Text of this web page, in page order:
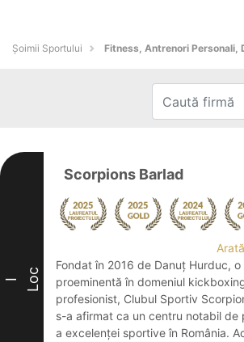
Șoimii Sportului Fitness, Antrenori Personali,
I Loc
Scorpions Barlad
Fondat în 2016 de Danuț Hurduc, o
proeminentă în domeniul
profesionist, Clubul Sportiv
s-a afirmat ca un centru notabil de
a excelenței sportive în România.